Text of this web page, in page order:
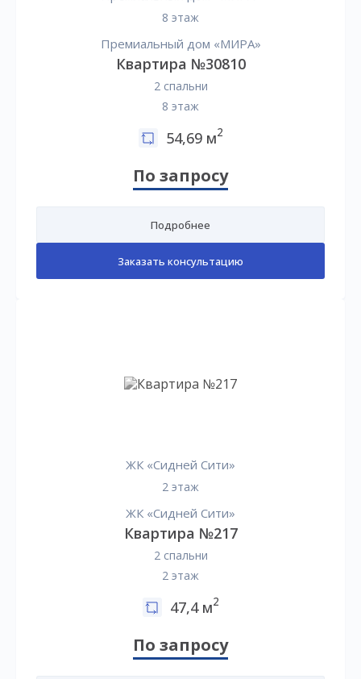
8 этаж
Премиальный дом «МИРА»
Квартира №30810
2 спальни
8 этаж
54,69 м2
По запросу
Подробнее
Заказать консультацию
ЖК «Сидней Сити»
2 этаж
ЖК «Сидней Сити»
Квартира №217
2 спальни
2 этаж
47,4 м2
По запросу